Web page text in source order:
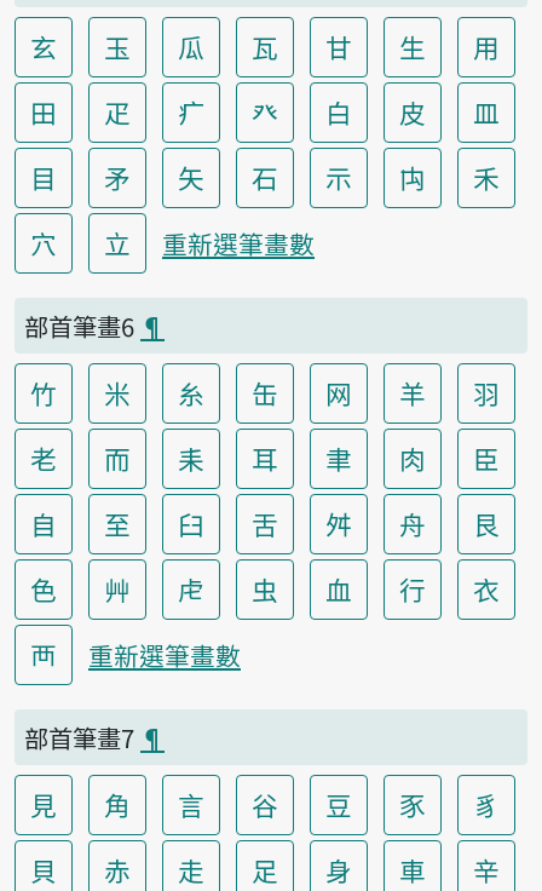
玄 玉 瓜 瓦 甘 生
用
田
疋 疒 癶 白 皮
皿
目
矛 矢 石 示 禸
禾
穴
立 重新選筆畫數
部首筆畫6 ¶
竹 米 糸 缶 网 羊
羽
老
而 耒 耳 聿 肉
臣
自
至 臼 舌 舛 舟
艮
色
艸 虍 虫 血 行
衣
襾
重新選筆畫數
部首筆畫7 ¶
見 角 言 谷 豆 豕
豸
貝
赤 走 足 身 車
辛